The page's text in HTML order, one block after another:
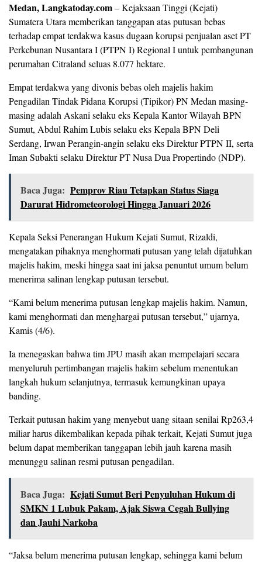
Medan, Langkatoday.com– Kejaksaan Tinggi (Kejati)
Sumatera Utara memberikan tanggapan atas putusan bebas
terhadap empat terdakwa kasus dugaan korupsi penjualan aset PT
Perkebunan Nusantara I (PTPN I) Regional I untuk pembangunan
perumahan Citraland seluas 8.077 hektare.
Empat terdakwa yang divonis bebas oleh majelis hakim
Pengadilan Tindak Pidana Korupsi (Tipikor) PN Medan masing-
masing adalah Askani selaku eks Kepala Kantor Wilayah BPN
Sumut, Abdul Rahim Lubis selaku eks Kepala BPN Deli
Serdang, Irwan Perangin-angin selaku eks Direktur PTPN II, serta
Iman Subakti selaku Direktur PT Nusa Dua Propertindo (NDP).
Baca Juga: Pemprov Riau Tetapkan Status Siaga
Darurat Hidrometeorologi Hingga Januari 2026
Kepala Seksi Penerangan Hukum Kejati Sumut, Rizaldi,
mengatakan pihaknya menghormati putusan yang telah dijatuhkan
majelis hakim, meski hingga saat ini jaksa penuntut umum belum
menerima salinan lengkap putusan tersebut.
“Kami belum menerima putusan lengkap majelis hakim. Namun,
kami menghormati dan menghargai putusan tersebut,” ujarnya,
Kamis (4/6).
Ia menegaskan bahwa tim JPU masih akan mempelajari secara
menyeluruh pertimbangan majelis hakim sebelum menentukan
langkah hukum selanjutnya, termasuk kemungkinan upaya
banding.
Terkait putusan hakim yang menyebut uang sitaan senilai Rp263,4
miliar harus dikembalikan kepada pihak terkait, Kejati Sumut juga
belum dapat memberikan tanggapan lebih jauh karena masih
menunggu salinan resmi putusan pengadilan.
Baca Juga: Kejati Sumut Beri Penyuluhan Hukum di
SMKN 1 Lubuk Pakam, Ajak Siswa Cegah Bullying
dan Jauhi Narkoba
“Jaksa belum menerima putusan lengkap, sehingga kami belum